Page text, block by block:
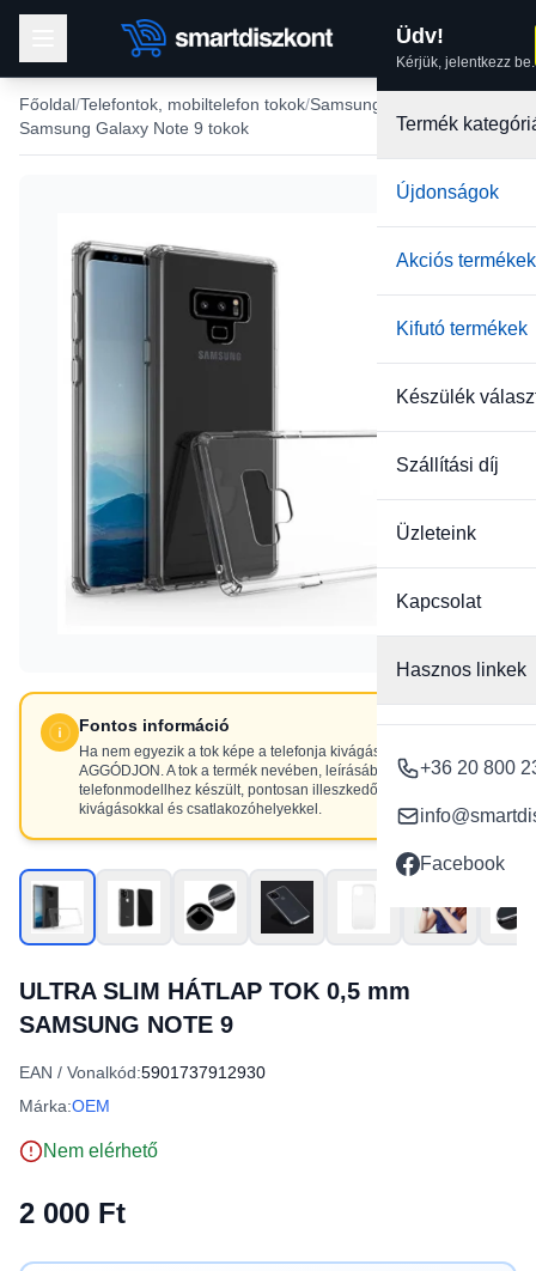
Üdv!
Kérjük, jelentkezz be.
Termék
Újdonságok
Akciós termékek
Kifutó termékek
Készülék
Szállítási díj
Üzleteink
Kapcsolat
Hasznos linkek
+36 20 800
Facebook
Főoldal Telefontok, mobiltelefon tokok Samsung tokok
Samsung Galaxy Note 9 tokok
Fontos információ
Ha nem egyezik a tok képe a telefonja kivágásaival, NE
AGGÓDJON. A tok a termék nevében, leírásában szereplő
telefonmodellhez készült, pontosan illeszkedő
kivágásokkal és csatlakozóhelyekkel.
ULTRA SLIM HÁTLAP TOK 0,5 mm
SAMSUNG NOTE 9
EAN / Vonalkód:5901737912930
Márka:OEM
Nem elérhető
2 000 Ft